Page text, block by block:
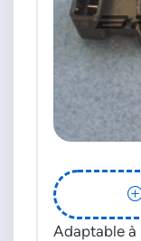
Adaptable à